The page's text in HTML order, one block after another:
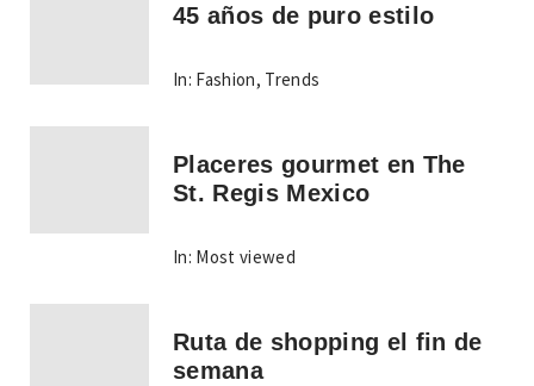
45 años de puro estilo
In: Fashion, Trends
Placeres gourmet en The
St. Regis Mexico
In: Most viewed
Ruta de shopping el fin de
semana